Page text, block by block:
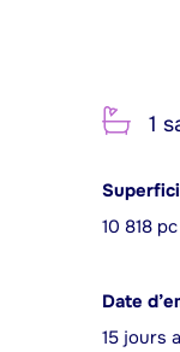
1
10 818 pc
Date
15 jours